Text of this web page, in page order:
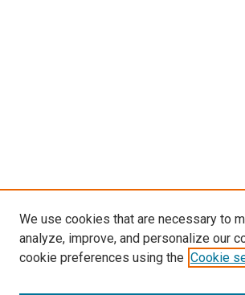
We use cookies that are necessary to
analyze, improve, and personalize our
cookie preferences using the Cookie